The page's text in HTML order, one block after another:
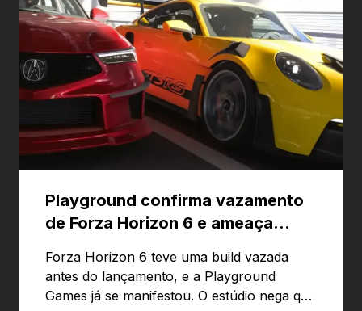
Playground confirma vazamento
de Forza Horizon 6 e ameaça
Forza Horizon 6 teve uma build vazada
antes do lançamento, e a Playground
Games já se manifestou. O estúdio nega que